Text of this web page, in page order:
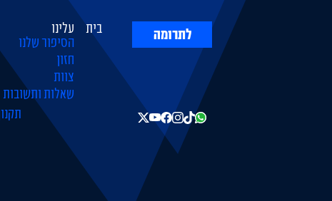
בית
עלינו
הסיפור שלנו
חזון
צוות
שאלות ותשובות
לתרומה